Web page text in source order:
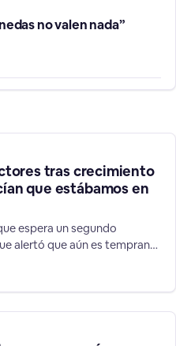
no valen nada”
tras crecimiento
que estábamos en
espera un segundo
alertó que aún es temprano
chilenas.